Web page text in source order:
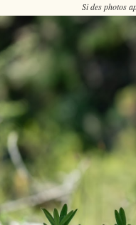
Si des photos